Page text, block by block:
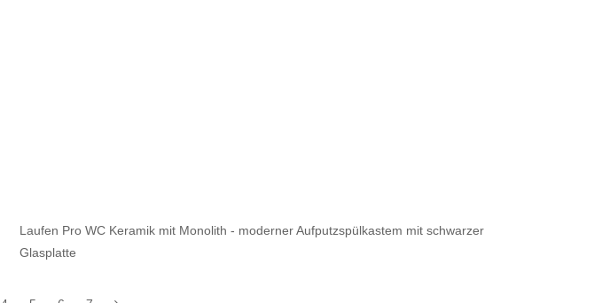
Laufen Pro WC Keramik mit Monolith - moderner Aufputzspülkastem mit schwarzer
Glasplatte